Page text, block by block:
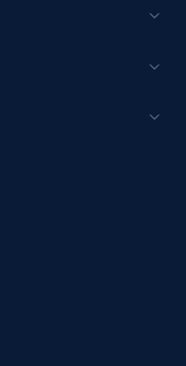
number,
products